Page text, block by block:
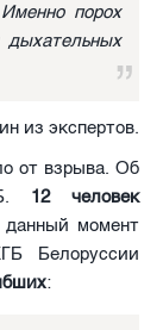
порох
из экспертов.
от взрыва. Об
12 человек
данный момент
Белоруссии
: